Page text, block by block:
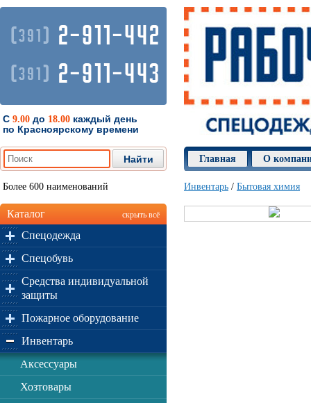
(391) 2-911-442
(391) 2-911-443
С 9.00 до 18.00 каждый день
по Красноярскому времени
Главная О
Более 600 наименований
Каталог скрыть всё
Спецодежда
Спецобувь
Средства индивидуальной
защиты
Пожарное оборудование
Инвентарь
Аксессуары
Хозтовары
Инвентарь / Бытовая химия